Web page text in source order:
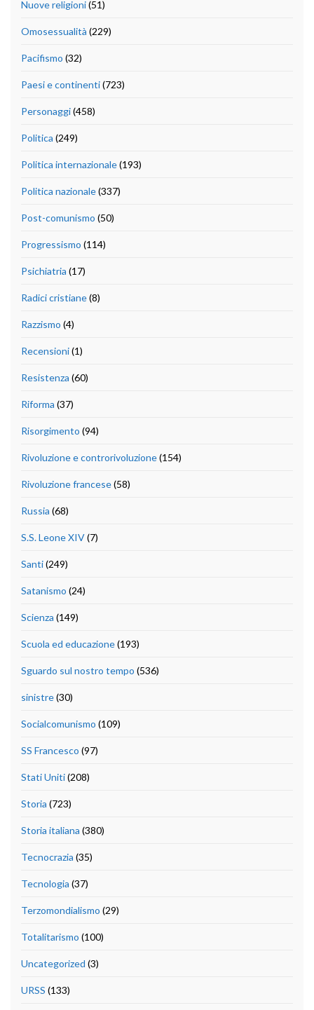
Nuove religioni(51)
Omosessualità (229)
Pacifismo (32)
Paesi e continenti(723)
Personaggi(458)
Politica (249)
Politica internazionale(193)
Politica nazionale(337)
Post-comunismo (50)
Progressismo (114)
Psichiatria (17)
Radici cristiane(8)
Razzismo (4)
Recensioni(1)
Resistenza (60)
Riforma (37)
Risorgimento (94)
Rivoluzione e controrivoluzione(154)
Rivoluzione francese(58)
Russia (68)
S.S. Leone XIV(7)
Santi(249)
Satanismo (24)
Scienza (149)
Scuola ed educazione(193)
Sguardo sul nostro tempo (536)
sinistre(30)
Socialcomunismo (109)
SS Francesco (97)
Stati Uniti(208)
Storia (723)
Storia italiana (380)
Tecnocrazia (35)
Tecnologia (37)
Terzomondialismo (29)
Totalitarismo (100)
Uncategorized (3)
URSS (133)